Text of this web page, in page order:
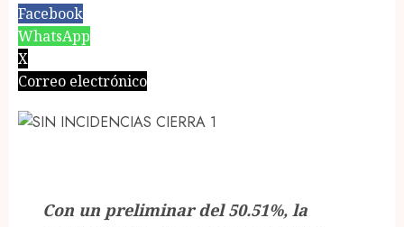
Facebook
WhatsApp
X
Correo electrónico
Con un preliminar del 50.51%, la